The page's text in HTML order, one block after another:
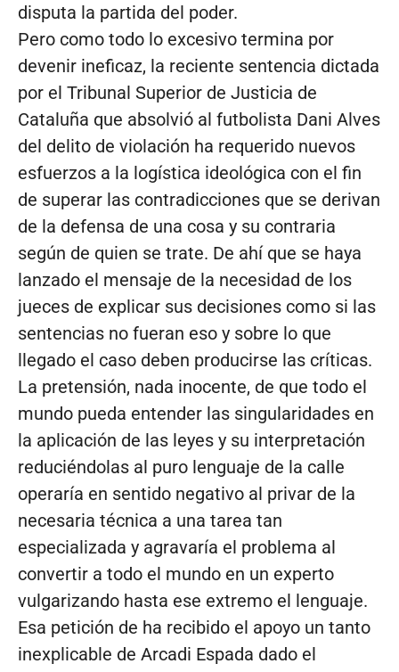
disputa la partida del poder.
Pero como todo lo excesivo termina por
devenir ineficaz, la reciente sentencia dictada
por el Tribunal Superior de Justicia de
Cataluña que absolvió al futbolista Dani Alves
del delito de violación ha requerido nuevos
esfuerzos a la logística ideológica con el fin
de superar las contradicciones que se derivan
de la defensa de una cosa y su contraria
según de quien se trate. De ahí que se haya
lanzado el mensaje de la necesidad de los
jueces de explicar sus decisiones como si las
sentencias no fueran eso y sobre lo que
llegado el caso deben producirse las críticas.
La pretensión, nada inocente, de que todo el
mundo pueda entender las singularidades en
la aplicación de las leyes y su interpretación
reduciéndolas al puro lenguaje de la calle
operaría en sentido negativo al privar de la
necesaria técnica a una tarea tan
especializada y agravaría el problema al
convertir a todo el mundo en un experto
vulgarizando hasta ese extremo el lenguaje.
Esa petición de ha recibido el apoyo un tanto
inexplicable de Arcadi Espada dado el